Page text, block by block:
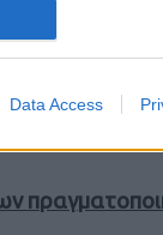
Data Access
σε